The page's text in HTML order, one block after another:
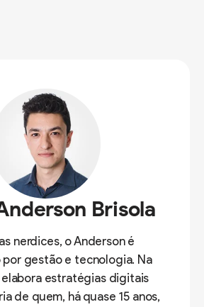
Brisola
nerdices, o Anderson é
por gestão e tecnologia. Na
estratégias digitais
de quem, há quase 15 anos,